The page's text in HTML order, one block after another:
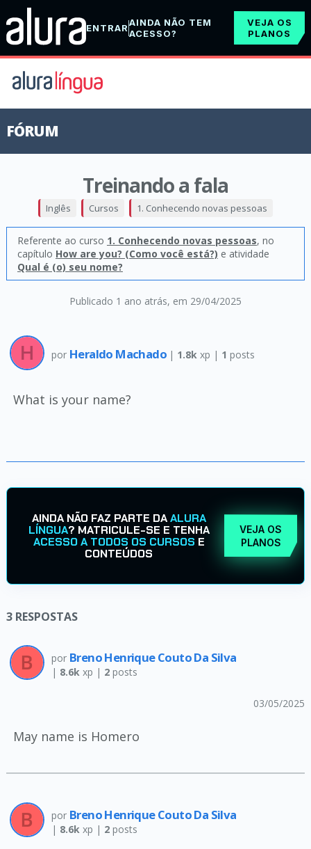
ENTRARAINDA NÃO TEM
ACESSO?
VEJA OS
PLANOS
FÓRUM
Treinando a fala
Publicado 1 ano atrás, em 29/04/2025
Inglês Cursos 1. Conhecendo novas pessoas
Referente ao curso 1. Conhecendo novas pessoas, no
capítulo How are you? (Como você está?) e atividade
Qual é (o) seu nome?
por Heraldo Machado | 1.8k xp | 1 posts
What is your name?
AINDA NÃO FAZ PARTE DAALURA
LÍNGUA? MATRICULE-SE E TENHA
ACESSO A TODOS OS CURSOS E
CONTEÚDOS
VEJA OS
PLANOS
3 RESPOSTAS
por Breno Henrique Couto Da Silva
| 8.6k xp | 2posts
03/05/2025
May name is Homero
por Breno Henrique Couto Da Silva
| 8.6k xp | 2posts